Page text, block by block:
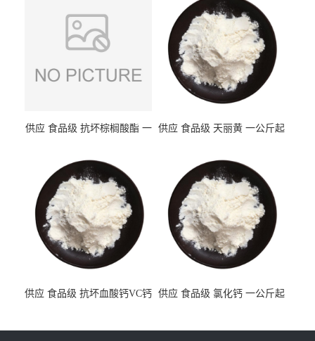
供应 食品级 抗坏棕榈酸酯 一
供应 食品级 天丽黄 一公斤起
供应 食品级 抗坏血酸钙VC钙 供应 食品级 氯化钙 一公斤起